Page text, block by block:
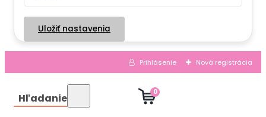
Uložiť nastavenia
Prihlásenie Nová registrácia
Hľadanie 0